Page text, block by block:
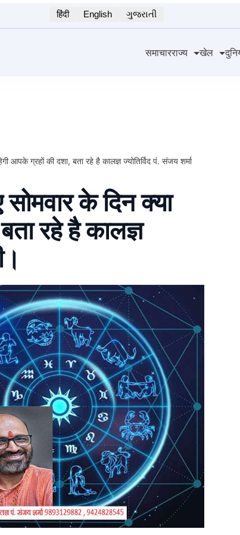
हिंदी English ગુજરાતી
समाचारराज्य खेल
आपके ग्रहों की दशा, बता रहे है कालज्ञ ज्योतिर्विद पं. संजय शर्मा
के दिन क्या
रहे है कालज्ञ